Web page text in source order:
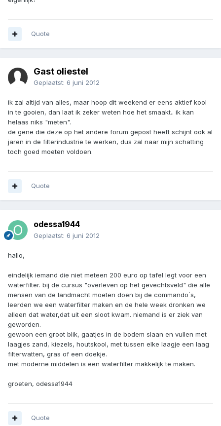
Quote
Gast oliestel
Geplaatst: 6 juni 2012
ik zal altijd van alles, maar hoop dit weekend er eens aktief kool
in te gooien, dan laat ik zeker weten hoe het smaakt.. ik kan
helaas niks "meten".
de gene die deze op het andere forum gepost heeft schijnt ook al
jaren in de filterindustrie te werken, dus zal naar mijn schatting
toch goed moeten voldoen.
Quote
odessa1944
Geplaatst: 6 juni 2012
hallo,
eindelijk iemand die niet meteen 200 euro op tafel legt voor een
waterfilter. bij de cursus "overleven op het gevechtsveld" die alle
mensen van de landmacht moeten doen bij de commando`s,
leerden we een waterfilter maken en de hele week dronken we
alleen dat water,dat uit een sloot kwam. niemand is er ziek van
geworden.
gewoon een groot blik, gaatjes in de bodem slaan en vullen met
laagjes zand, kiezels, houtskool, met tussen elke laagje een laag
filterwatten, gras of een doekje.
met moderne middelen is een waterfilter makkelijk te maken.
groeten, odessa1944
Quote